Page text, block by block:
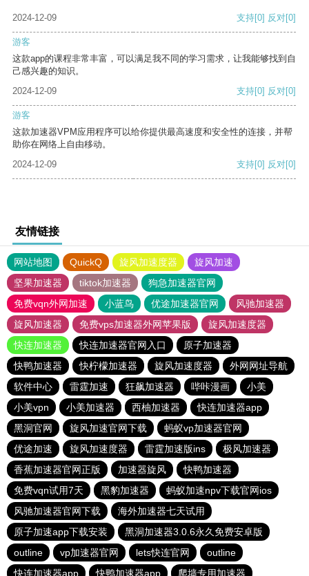
2024-12-09 支持[0] 反对[0]
游客
这款app的课程非常丰富，可以满足我不同的学习需求，让我能够找到自
己感兴趣的知识。
2024-12-09
支持[0] 反对[0]
游客
这款加速器VPM应用程序可以给你提供最高速度和安全性的连接，并帮
助你在网络上自由移动。
2024-12-09
支持[0] 反对[0]
友情链接
网站地图 QuickQ 旋风加速度器
旋风加速
坚果加速器
tiktok加速器
狗急加速器官网
免费vqn外网加速
小蓝鸟 优途加速器官网
风驰加速器
旋风加速器
免费vps加速器外网苹果版
旋风加速度器
快连加速器
快连加速器官网入口
原子加速器
快鸭加速器
快柠檬加速器 旋风加速度器
外网网址导航
软件中心
雷霆加速 狂飙加速器 哔咔漫画
小美
小美vpn
小美加速器 西柚加速器
快连加速器app
黑洞官网
旋风加速官网下载
蚂蚁vp加速器官网
优途加速
旋风加速度器 雷霆加速版ins
极风加速器
香蕉加速器官网正版
加速器旋风
快鸭加速器
免费vqn试用7天
黑豹加速器
蚂蚁加速npv下载官网ios
风驰加速器官网下载
海外加速器七天试用
原子加速app下载安装
黑洞加速器3.0.6永久免费安卓版
outline
vp加速器官网 lets快连官网
outline
快连加速器app
快鸭加速器app 爬墙专用加速器